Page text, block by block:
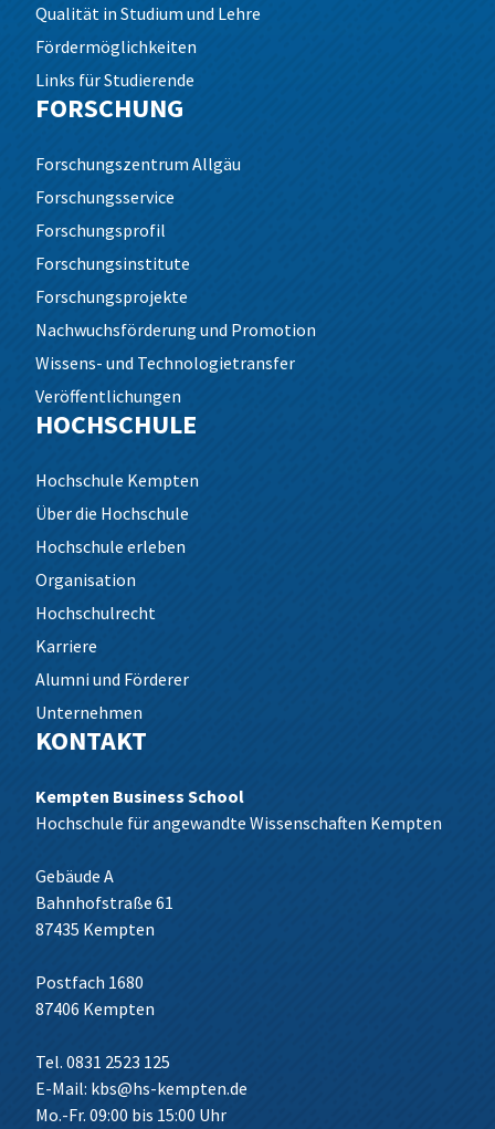
Qualität in Studium und Lehre
Fördermöglichkeiten
Links für Studierende
FORSCHUNG
Forschungszentrum Allgäu
Forschungsservice
Forschungsprofil
Forschungsinstitute
Forschungsprojekte
Nachwuchsförderung und Promotion
Wissens- und Technologietransfer
Veröffentlichungen
HOCHSCHULE
Hochschule Kempten
Über die Hochschule
Hochschule erleben
Organisation
Hochschulrecht
Karriere
Alumni und Förderer
Unternehmen
KONTAKT
Kempten Business School
Hochschule für angewandte Wissenschaften Kempten
Gebäude A
Bahnhofstraße 61
87435 Kempten
Postfach 1680
87406 Kempten
Tel. 0831 2523 125
E-Mail: kbs@hs-kempten.de
Mo.-Fr. 09:00 bis 15:00 Uhr